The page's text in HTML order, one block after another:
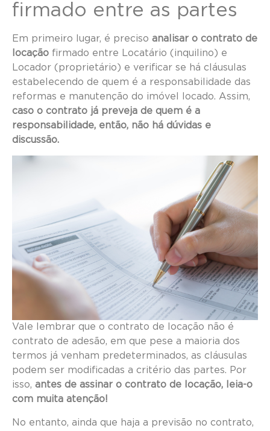
firmado entre as partes
Em primeiro lugar, é preciso analisar o contrato de
locação firmado entre Locatário (inquilino) e
Locador (proprietário) e verificar se há cláusulas
estabelecendo de quem é a responsabilidade das
reformas e manutenção do imóvel locado. Assim,
caso o contrato já preveja de quem é a
responsabilidade, então, não há dúvidas e
discussão.
Vale lembrar que o contrato de locação não é
contrato de adesão, em que pese a maioria dos
termos já venham predeterminados, as cláusulas
podem ser modificadas a critério das partes. Por
isso, antes de assinar o contrato de locação, leia-o
com muita atenção!
No entanto, ainda que haja a previsão no contrato,